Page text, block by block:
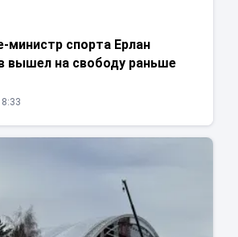
министр спорта Ерлан
вышел на свободу раньше